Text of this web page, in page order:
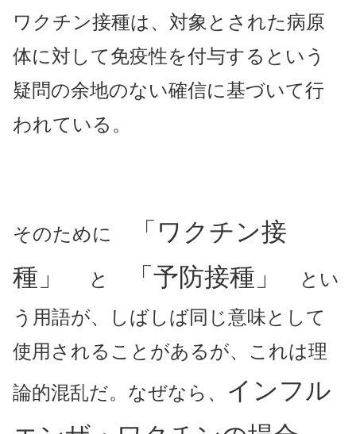
ワクチン接種は、対象とされた病原
体に対して免疫性を付与するという
疑問の余地のない確信に基づいて行
われている。
そのために
「ワクチン接
種」
と 「予防接種」
とい
う用語が、しばしば同じ意味として
使用されることがあるが、これは理
論的混乱だ。なぜなら、
インフル